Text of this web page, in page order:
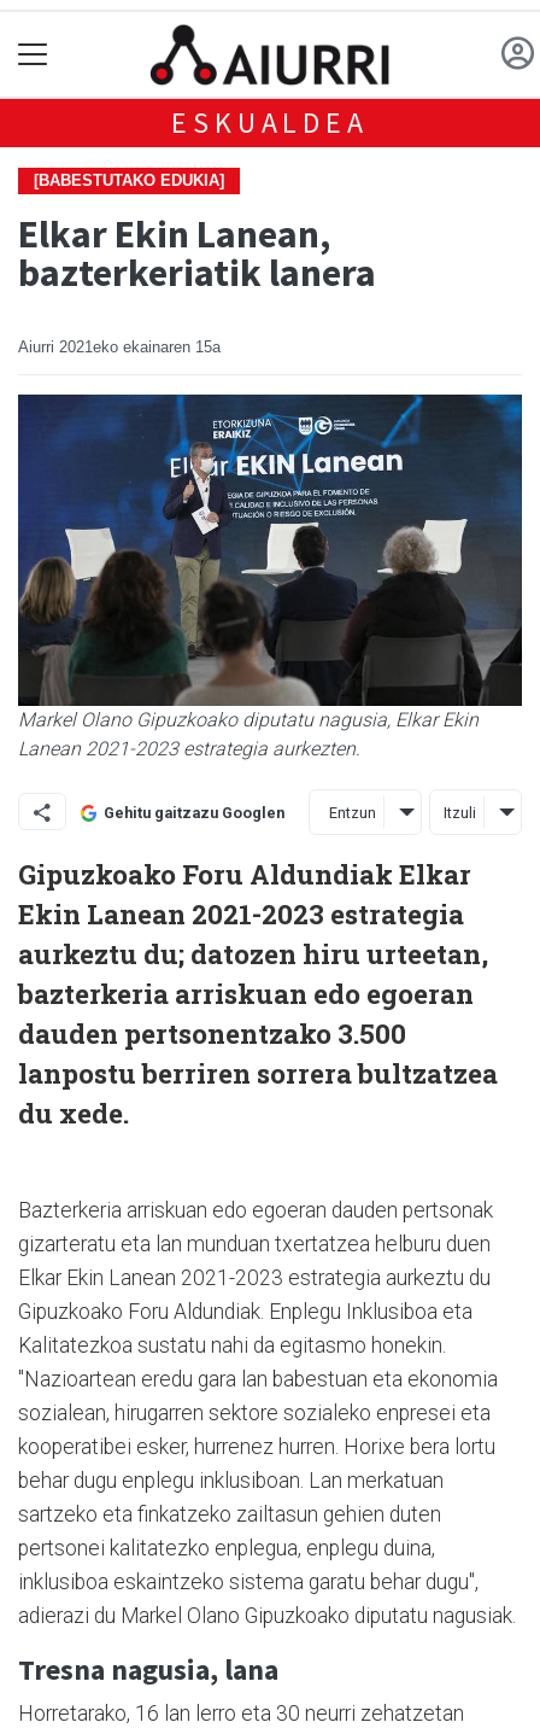
ESKUALDEA
[BABESTUTAKO EDUKIA]
Elkar Ekin Lanean,
bazterkeriatik lanera
Aiurri 2021eko ekainaren 15a
Markel Olano Gipuzkoako diputatu nagusia, Elkar Ekin
Lanean 2021-2023 estrategia aurkezten.
Gehitu gaitzazu Googlen Entzun Itzuli
Gipuzkoako Foru Aldundiak Elkar
Ekin Lanean 2021-2023 estrategia
aurkeztu du; datozen hiru urteetan,
bazterkeria arriskuan edo egoeran
dauden pertsonentzako 3.500
lanpostu berriren sorrera bultzatzea
du xede.
Bazterkeria arriskuan edo egoeran dauden pertsonak
gizarteratu eta lan munduan txertatzea helburu duen
Elkar Ekin Lanean 2021-2023 estrategia aurkeztu du
Gipuzkoako Foru Aldundiak. Enplegu Inklusiboa eta
Kalitatezkoa sustatu nahi da egitasmo honekin.
"Nazioartean eredu gara lan babestuan eta ekonomia
sozialean, hirugarren sektore sozialeko enpresei eta
kooperatibei esker, hurrenez hurren. Horixe bera lortu
behar dugu enplegu inklusiboan. Lan merkatuan
sartzeko eta finkatzeko zailtasun gehien duten
pertsonei kalitatezko enplegua, enplegu duina,
inklusiboa eskaintzeko sistema garatu behar dugu",
adierazi du Markel Olano Gipuzkoako diputatu nagusiak.
Tresna nagusia, lana
Horretarako, 16 lan lerro eta 30 neurri zehatzetan